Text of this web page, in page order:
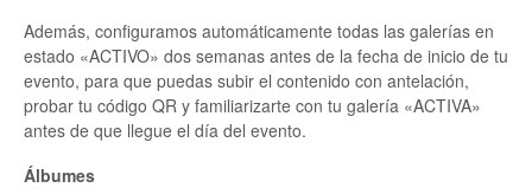
Además, configuramos automáticamente todas las galerías en
estado «ACTIVO» dos semanas antes de la fecha de inicio de tu
evento, para que puedas subir el contenido con antelación,
probar tu código QR y familiarizarte con tu galería «ACTIVA»
antes de que llegue el día del evento.
Álbumes